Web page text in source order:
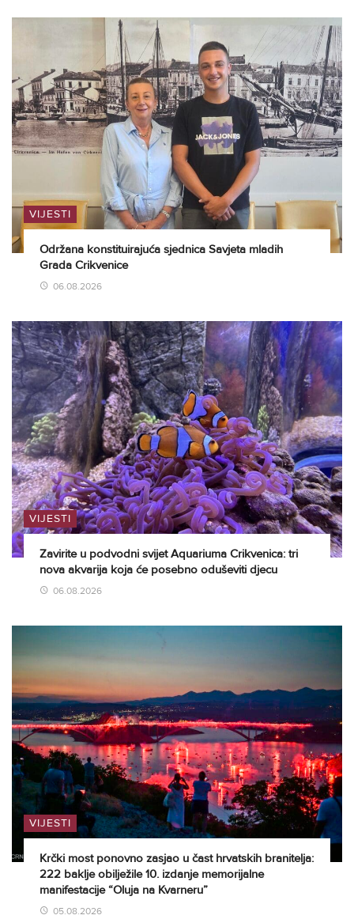
VIJESTI
Održana konstituirajuća sjednica Savjeta mladih
Grada Crikvenice
06.08.2026
VIJESTI
Zavirite u podvodni svijet Aquariuma Crikvenica: tri
nova akvarija koja će posebno oduševiti djecu
06.08.2026
VIJESTI
Krčki most ponovno zasjao u čast hrvatskih branitelja:
222 baklje obilježile 10. izdanje memorijalne
manifestacije “Oluja na Kvarneru”
05.08.2026